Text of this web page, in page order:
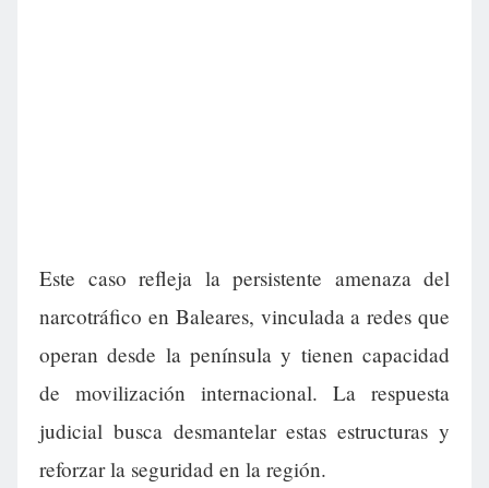
Este caso refleja la persistente amenaza del
narcotráfico en Baleares, vinculada a redes que
operan desde la península y tienen capacidad
de movilización internacional. La respuesta
judicial busca desmantelar estas estructuras y
reforzar la seguridad en la región.